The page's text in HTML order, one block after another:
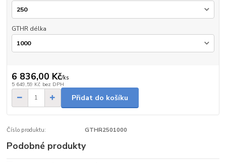
GTHR délka
6 836,00 Kč/ks
5 649,59 Kč bez DPH
Přidat do košíku
Číslo produktu: GTHR2501000
Podobné produkty